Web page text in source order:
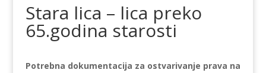
Stara lica – lica preko
65.godina starosti
Potrebna dokumentacija za ostvarivanje prava na